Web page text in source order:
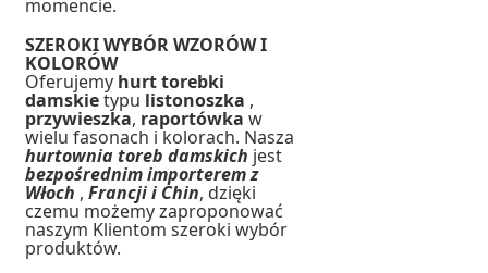
momencie.
SZEROKI WYBÓR WZORÓW I
KOLORÓW
Oferujemy hurt torebki
damskietypu listonoszka ,
przywieszka, raportówkaw
wielu fasonach i kolorach. Nasza
hurtownia toreb damskich jest
bezpośrednim importerem z
Włoch ,Francji i Chin, dzięki
czemu możemy zaproponować
naszym Klientom szeroki wybór
produktów.